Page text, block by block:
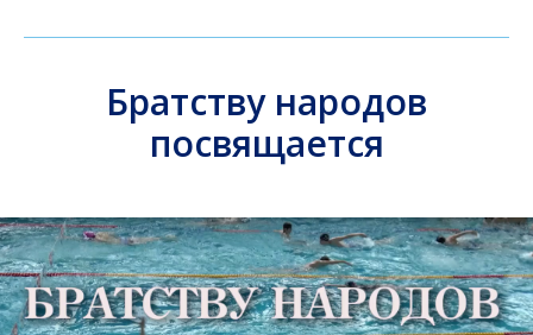
Братству народов
посвящается